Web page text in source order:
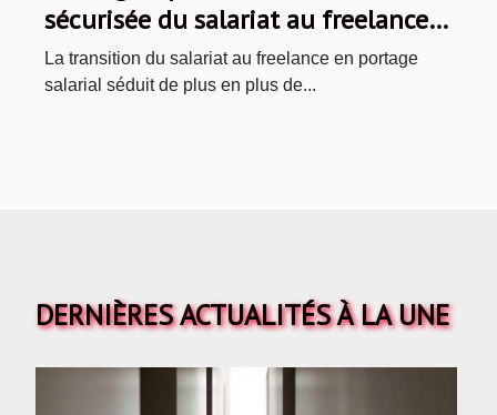
sécurisée du salariat au freelance
en portage salarial
La transition du salariat au freelance en portage
salarial séduit de plus en plus de...
DERNIÈRES ACTUALITÉS À LA UNE